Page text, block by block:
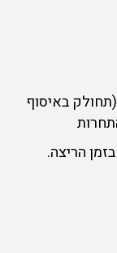
באיסוף
הריצה.